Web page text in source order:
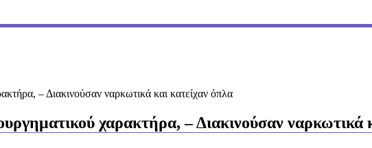
– Διακινούσαν ναρκωτικά και κατείχαν όπλα
χαρακτήρα, – Διακινούσαν ναρκωτικά